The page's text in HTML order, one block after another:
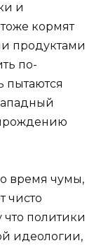
и
кормят
продуктами
по-
пытаются
время чумы,
чисто
политики
идеологии,